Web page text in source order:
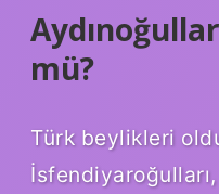
mü?
Türk beylikleri